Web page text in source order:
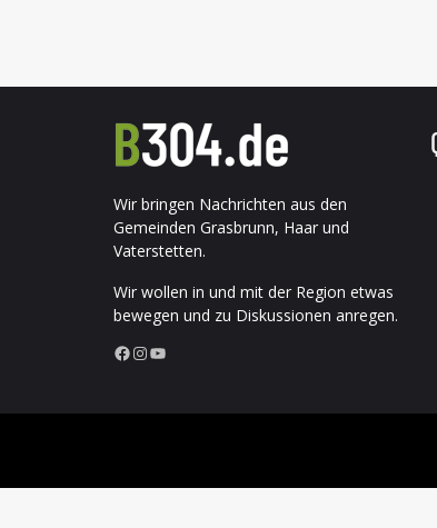
Wir bringen Nachrichten aus den
Gemeinden Grasbrunn, Haar und
Vaterstetten.
Wir wollen in und mit der Region etwas
bewegen und zu Diskussionen anregen.
Facebook InstagramYouTube